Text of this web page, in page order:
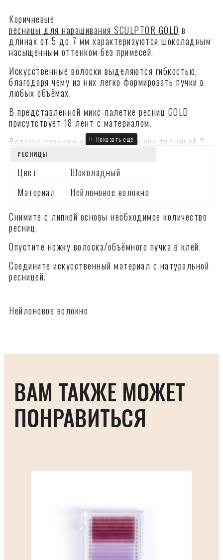
Коричневые
ресницы для наращивания SCULPTOR GOLD в
длинах от 5 до 7 мм характеризуются шоколадным
насыщенным оттенком без примесей.
Искусственные волоски выделяются гибкостью,
благодаря чему из них легко формировать пучки в
любых объёмах.
В представленной микс-палетке ресниц GOLD
присутствует 18 лент с материалом.
Волокно размещено на липких линиях толщиной 2
мм, выполненных в бронзовом цвете. Поскольку
их очень удобно снимать пинцетом – для
начинающих лэшмейкеров это дополнительный
плюс.
Заказать ресницы для наращивания серии GOLD
можно в изгибе CC и в толщине 0,07 либо 0,10 мм.
РЕСНИЦЫ
Цвет
Шоколадный
Материал
Нейлоновое волокно
Снимите с липкой основы необходимое количество
ресниц.
Опустите ножку волоска/объёмного пучка в клей.
Соедините искусственный материал с натуральной
ресницей.
Нейлоновое волокно
ВАМ ТАКЖЕ МОЖЕТ
ПОНРАВИТЬСЯ